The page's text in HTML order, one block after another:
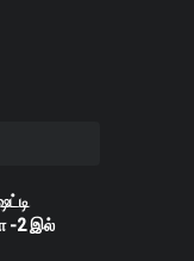
-2 இல்